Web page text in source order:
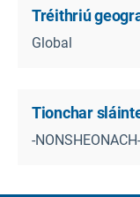
Tréithriú
Global
Tionchar
-NONSHEONACH-